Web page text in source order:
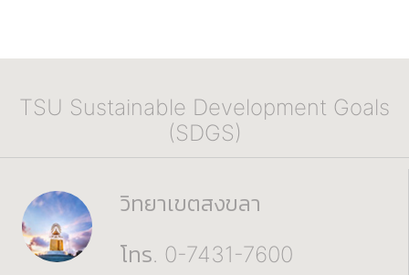
TSU Sustainable Development Goals
(SDGS)
วิทยาเขตสงขลา
โทร. 0-7431-7600